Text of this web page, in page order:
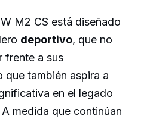
M2 CS está diseñado
deportivo, que no
frente a sus
que también aspira a
en el legado
medida que continúan